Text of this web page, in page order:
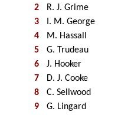
2
R. J. Grime
3
I. M. George
4
M. Hassall
5
G. Trudeau
6
J. Hooker
7
D. J. Cooke
8
C. Sellwood
9
G. Lingard